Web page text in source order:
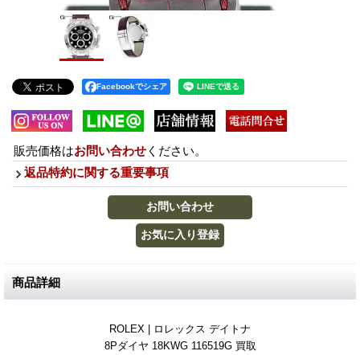
Facebookでシェア
販売価格はお問い合わせ ください。
返品特約に関する重要事項
商品詳細
ROLEX | ロレックス デイトナ
8Pダイヤ 18KWG 116519G 買取